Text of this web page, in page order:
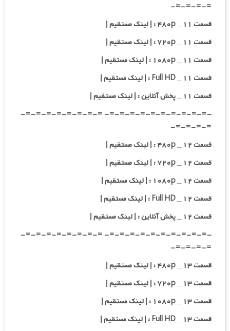
=-=-=-=-
قسمت ۱۱ _ ۴۸۰p : | لینک مستقیم |
قسمت ۱۱ _ ۷۲۰p : | لینک مستقیم |
قسمت ۱۱ _ ۱۰۸۰p : | لینک مستقیم |
قسمت ۱۱ _ Full HD : | لینک مستقیم |
قسمت ۱۱ _ پخش آنلاین : | لینک مستقیم |
-=-=-=-=-=-=-=-=-=-=- =-=-=-=-=-=-=-=-
=-=-=-=-
قسمت ۱۲ _ ۴۸۰p : | لینک مستقیم |
قسمت ۱۲ _ ۷۲۰p : | لینک مستقیم |
قسمت ۱۲ _ ۱۰۸۰p : | لینک مستقیم |
قسمت ۱۲ _ Full HD : | لینک مستقیم |
قسمت ۱۲ _ پخش آنلاین : | لینک مستقیم |
-=-=-=-=-=-=-=-=-=-=- =-=-=-=-=-=-=-=-
=-=-=-=-
قسمت ۱۳ _ ۴۸۰p : | لینک مستقیم |
قسمت ۱۳ _ ۷۲۰p : | لینک مستقیم |
قسمت ۱۳ _ ۱۰۸۰p : | لینک مستقیم |
قسمت ۱۳ _ Full HD : | لینک مستقیم |